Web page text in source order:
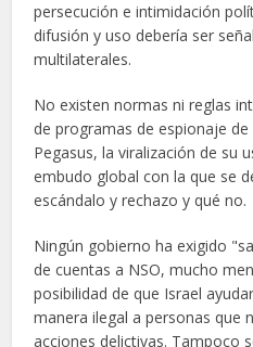
persecución e intimidación
difusión y uso debería ser
multilaterales.
No existen normas ni reglas
de programas de espionaje
Pegasus, la viralización de su
embudo global con la que se
escándalo y rechazo y qué no.
Ningún gobierno ha exigido
de cuentas a NSO, mucho
posibilidad de que Israel
manera ilegal a personas que
acciones delictivas. Tampoco